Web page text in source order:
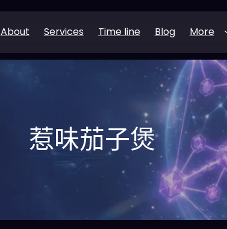
About Services Time line Blog More
惹味茄子煲